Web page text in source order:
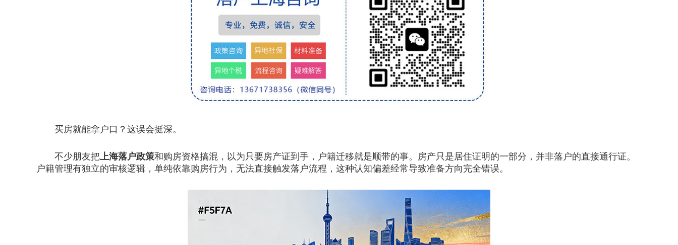
买房就能拿户口？这误会挺深。
不少朋友把上海落户政策和购房资格搞混，以为只要房产证到手，户籍迁移就是顺带的事。房产只是居住证明的一部分，并非落户的直接通行证。
户籍管理有独立的审核逻辑，单纯依靠购房行为，无法直接触发落户流程，这种认知偏差经常导致准备方向完全错误。